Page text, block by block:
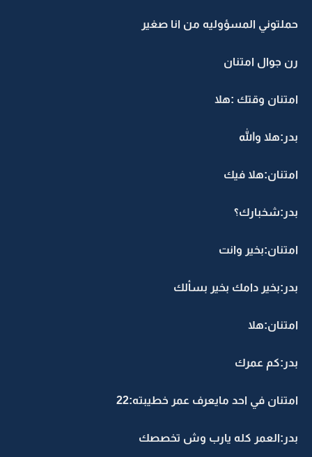
حملتوني المسؤوليه من انا صغير
رن جوال امتنان
امتنان وقتك :هلا
بدر:هلا والله
امتنان:هلا فيك
بدر:شخبارك؟
امتنان:بخير وانت
بدر:بخير دامك بخير بسألك
امتنان:هلا
بدر:كم عمرك
امتنان في احد مايعرف عمر خطيبته:22
بدر:العمر كله يارب وش تخصصك